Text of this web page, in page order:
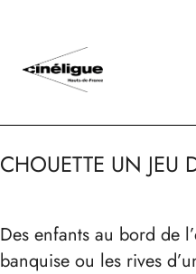
CHOUETTE UN JEU
Des enfants au bord de
banquise ou les rives